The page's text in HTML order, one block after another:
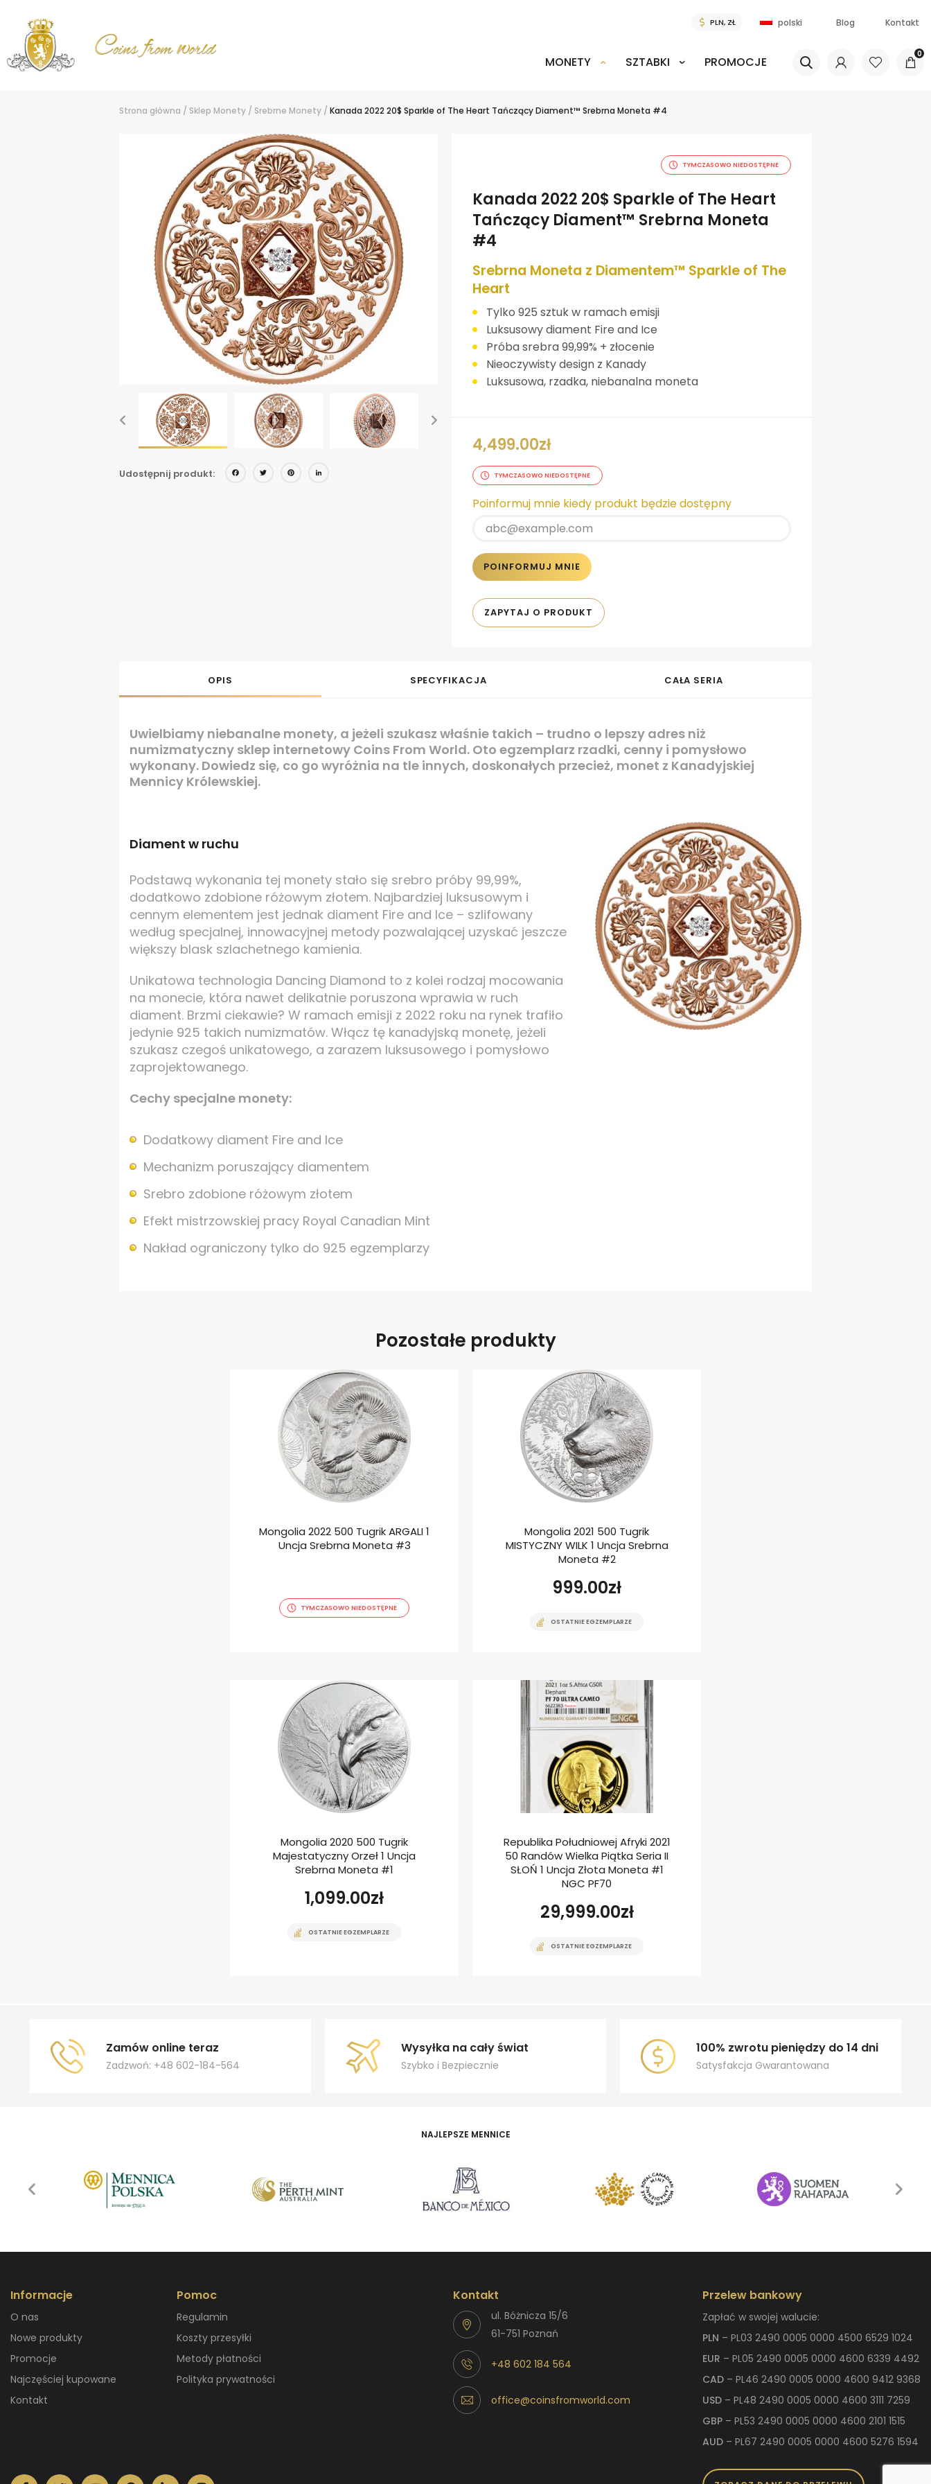
polski Blog Kontakt
MONETY SZTABKI PROMOCJE
0
Strona główna / Sklep Monety / Srebrne Monety / Kanada 2022 20$ Sparkle of The Heart Tańczący Diament™ Srebrna Moneta #4
Udostępnij produkt: Facebook
TwitterPinterest
TYMCZASOWO NIEDOSTĘPNE
Kanada 2022 20$ Sparkle of The Heart
Tańczący Diament™ Srebrna Moneta
#4
Srebrna Moneta z Diamentem™ Sparkle of The
Heart
Tylko 925 sztuk w ramach emisji
Luksusowy diament Fire and Ice
Próba srebra 99,99% + złocenie
Nieoczywisty design z Kanady
Luksusowa, rzadka, niebanalna moneta
4,499.00zł
TYMCZASOWO NIEDOSTĘPNE
Poinformuj mnie kiedy produkt będzie dostępny
POINFORMUJ MNIE
ZAPYTAJ O PRODUKT
OPIS SPECYFIKACJA CAŁA SERIA
Uwielbiamy niebanalne monety, a jeżeli szukasz właśnie takich – trudno o lepszy adres niż
numizmatyczny sklep internetowy Coins From World. Oto egzemplarz rzadki, cenny i pomysłowo
wykonany. Dowiedz się, co go wyróżnia na tle innych, doskonałych przecież, monet z Kanadyjskiej
Mennicy Królewskiej.
Diament w ruchu
Podstawą wykonania tej monety stało się srebro próby 99,99%,
dodatkowo zdobione różowym złotem. Najbardziej luksusowym i
cennym elementem jest jednak diament Fire and Ice – szlifowany
według specjalnej, innowacyjnej metody pozwalającej uzyskać jeszcze
większy blask szlachetnego kamienia.
Unikatowa technologia Dancing Diamond to z kolei rodzaj mocowania
na monecie, która nawet delikatnie poruszona wprawia w ruch
diament. Brzmi ciekawie? W ramach emisji z 2022 roku na rynek trafiło
jedynie 925 takich numizmatów. Włącz tę kanadyjską monetę, jeżeli
szukasz czegoś unikatowego, a zarazem luksusowego i pomysłowo
zaprojektowanego.
Cechy specjalne monety:
Dodatkowy diament Fire and Ice
Mechanizm poruszający diamentem
Srebro zdobione różowym złotem
Efekt mistrzowskiej pracy Royal Canadian Mint
Nakład ograniczony tylko do 925 egzemplarzy
Pozostałe produkty
Mongolia 2022 500 Tugrik ARGALI 1
Uncja Srebrna Moneta #3
TYMCZASOWO NIEDOSTĘPNE
Mongolia 2021 500 Tugrik
MISTYCZNY WILK 1 Uncja Srebrna
Moneta #2
999.00zł
OSTATNIE EGZEMPLARZE
Mongolia 2020 500 Tugrik
Majestatyczny Orzeł 1 Uncja
Srebrna Moneta #1
1,099.00zł
OSTATNIE EGZEMPLARZE
Republika Południowej Afryki 2021
50 Randów Wielka Piątka Seria II
SŁOŃ 1 Uncja Złota Moneta #1
NGC PF70
29,999.00zł
OSTATNIE EGZEMPLARZE
Zamów online teraz
Zadzwoń: +48 602-184-564
Wysyłka na cały świat
Szybko i Bezpiecznie
100% zwrotu pieniędzy do 14 dni
Satysfakcja Gwarantowana
NAJLEPSZE MENNICE
Informacje
O nas
Nowe produkty
Promocje
Najczęściej kupowane
Kontakt
Pomoc
Regulamin
Koszty przesyłki
Metody płatności
Polityka prywatności
Kontakt
ul. Bóżnicza 15/6
61-751 Poznań
+48 602 184 564
office@coinsfromworld.com
Przelew bankowy
Zapłać w swojej walucie:
PLN – PL03 2490 0005 0000 4500 6529 1024
EUR – PL05 2490 0005 0000 4600 6339 4492
CAD – PL46 2490 0005 0000 4600 9412 9368
USD – PL48 2490 0005 0000 4600 3111 7259
GBP – PL53 2490 0005 0000 4600 2101 1515
AUD – PL67 2490 0005 0000 4600 5276 1594